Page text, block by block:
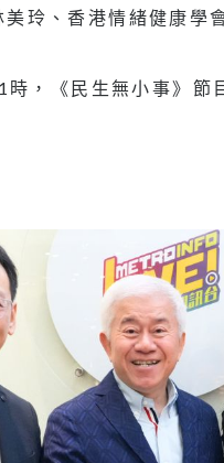
玲、香港情緒健康學
時，《民生無小事》